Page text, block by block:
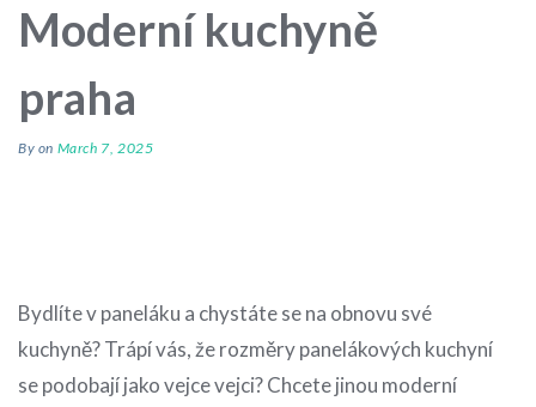
Moderní kuchyně
praha
By on March 7, 2025
Bydlíte v paneláku a chystáte se na obnovu své
kuchyně? Trápí vás, že rozměry panelákových kuchyní
se podobají jako vejce vejci? Chcete jinou moderní